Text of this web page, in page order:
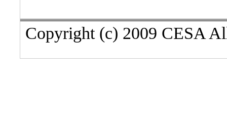
Copyright (c) 2009 CESA